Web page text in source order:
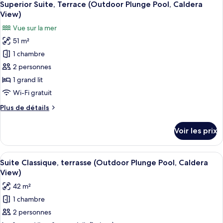
Caldera
View)
de
chambre
Majestueuse
(Indoor
Plunge
Pool,
Caldera
toutes
photos
pour
ce
type
de
chambre :
Suite,
Plunge
Pool,
Caldera
View)
11
Superior Suite, Terrace (Outdoor Plunge Pool, Caldera
View)
Vue sur la mer
51 m²
1 chambre
2 personnes
1 grand lit
Wi-Fi gratuit
Plus de détails
Plus
le
type
de
chambre
Superior
Suite,
Terrace
(Outdoor
Plunge
Voir les prix
Afficher
toutes
les
photos
pour
ce
Une vue depuis une pièce aux murs
12
Suite Classique, terrasse (Outdoor Plunge Pool, Caldera
View)
42 m²
1 chambre
2 personnes